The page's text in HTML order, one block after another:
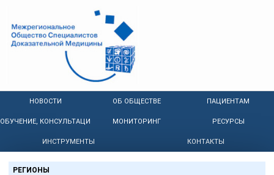
НОВОСТИ ОБ ОБЩЕСТВЕ ПАЦИЕНТАМ
ОБУЧЕНИЕ, КОНСУЛЬТАЦИИ МОНИТОРИНГ РЕСУРСЫ
ИНСТРУМЕНТЫ КОНТАКТЫ
РЕГИОНЫ